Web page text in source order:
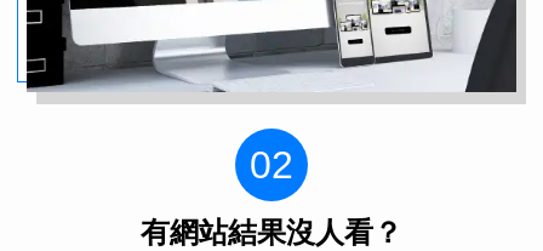
02
有網站結果沒人看？